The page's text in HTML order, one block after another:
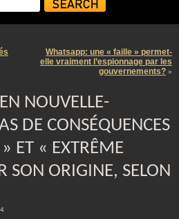
Whatsapp: une « faille » permet-
elle vraiment l’espionnage par les
gouvernements? »
NOUVELLE-
DE CONSÉQUENCES
ET « EXTRÊME
SON ORIGINE, SELON